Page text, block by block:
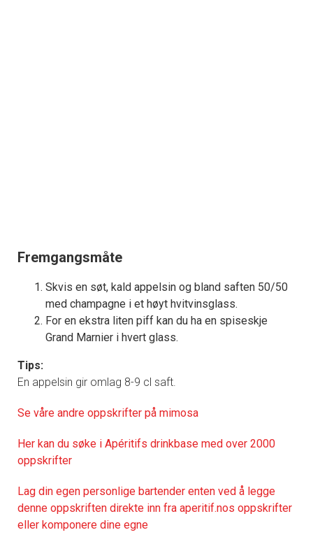
Fremgangsmåte
Skvis en søt, kald appelsin og bland saften 50/50
med champagne i et høyt hvitvinsglass.
For en ekstra liten piff kan du ha en spiseskje
Grand Marnier i hvert glass.
Tips:
En appelsin gir omlag 8-9 cl saft.
Se våre andre oppskrifter på mimosa
Her kan du søke i Apéritifs drinkbase med over 2000
oppskrifter
Lag din egen personlige bartender enten ved å legge
denne oppskriften direkte inn fra aperitif.nos oppskrifter
eller komponere dine egne